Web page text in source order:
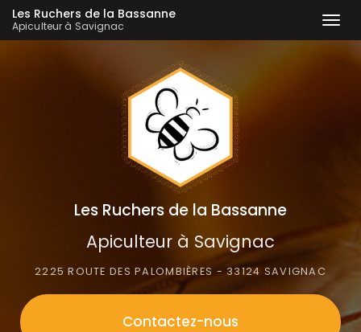
Les Ruchers de la Bassanne
Apiculteur à Savignac
Les Ruchers de la Bassanne
Apiculteur à Savignac
2225 ROUTE DES PALOMBIÈRES - 33124 SAVIGNAC
Contactez-nous